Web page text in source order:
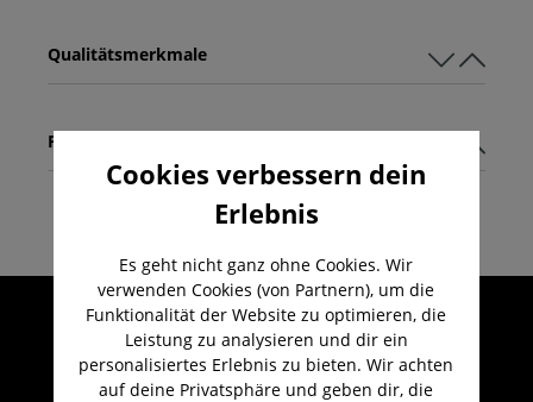
Qualitätsmerkmale
Pflegehinweise
Umfangreicher Kundenservice
Kauf auf Rechnung
Kostenloser Versand ab 29,-€
Cookies verbessern dein
Erlebnis
Es geht nicht ganz ohne Cookies. Wir
verwenden Cookies (von Partnern), um die
Funktionalität der Website zu optimieren, die
Leistung zu analysieren und dir ein
personalisiertes Erlebnis zu bieten. Wir achten
auf deine Privatsphäre und geben dir, die